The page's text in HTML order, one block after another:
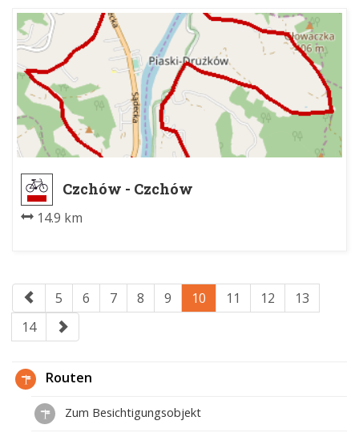
Czchów - Czchów
14.9 km
5 6 7 8 9 10 11 12
13
14
Routen
Zum Besichtigungsobjekt